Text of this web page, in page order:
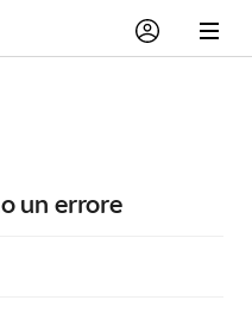
un errore